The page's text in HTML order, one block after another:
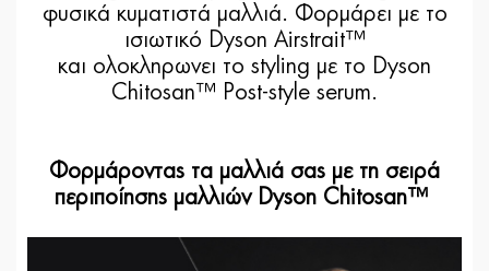
φυσικά κυματιστά μαλλιά. Φορμάρει με το
ισιωτικό Dyson Airstrait™
και ολοκληρωνει το styling με το Dyson
Chitosan™ Post-style serum.
Φορμάροντας τα μαλλιά σας με τη σειρά
περιποίησης μαλλιών Dyson Chitosan™